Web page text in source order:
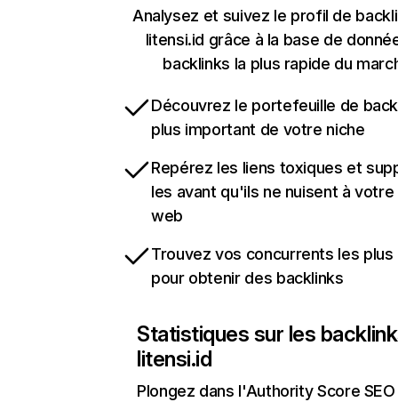
Analysez et suivez le profil de
litensi.id grâce à la base de
backlinks la plus rapide du
Découvrez le portefeuille de
plus important de votre niche
Repérez les liens toxiques et
les avant qu'ils ne nuisent à
web
Trouvez vos concurrents les
pour obtenir des backlinks
Statistiques sur les
litensi.id
Plongez dans l'Authority Score